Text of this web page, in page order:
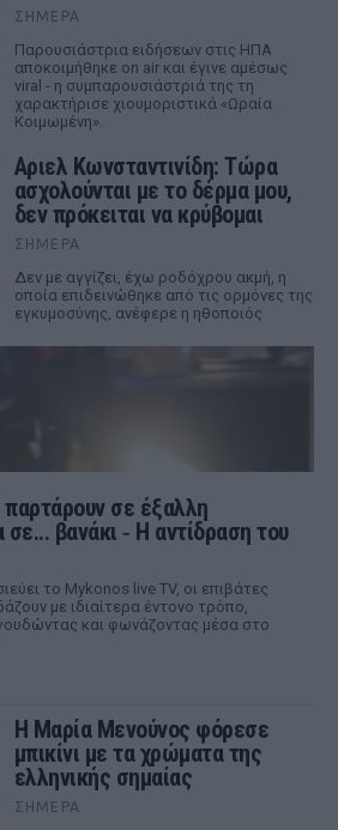
ΣΉΜΕΡΑ
Παρουσιάστρια ειδήσεων στις ΗΠΑ
αποκοιμήθηκε on air και έγινε αμέσως
viral - η συμπαρουσιάστριά της τη
χαρακτήρισε χιουμοριστικά «Ωραία
Κοιμωμένη».
Αριελ Κωνσταντινίδη: Τώρα
ασχολούνται με το δέρμα μου,
δεν πρόκειται να κρύβομαι
ΣΉΜΕΡΑ
Δεν με αγγίζει, έχω ροδόχρου ακμή, η
οποία επιδεινώθηκε από τις ορμόνες της
εγκυμοσύνης, ανέφερε η ηθοποιός
παρτάρουν σε έξαλλη
βανάκι ‑ Η αντίδραση του
το Mykonos live TV, οι επιβάτες
με ιδιαίτερα έντονο τρόπο,
και φωνάζοντας μέσα στο
Η Μαρία Μενούνος φόρεσε
μπικίνι με τα χρώματα της
ελληνικής σημαίας
ΣΉΜΕΡΑ